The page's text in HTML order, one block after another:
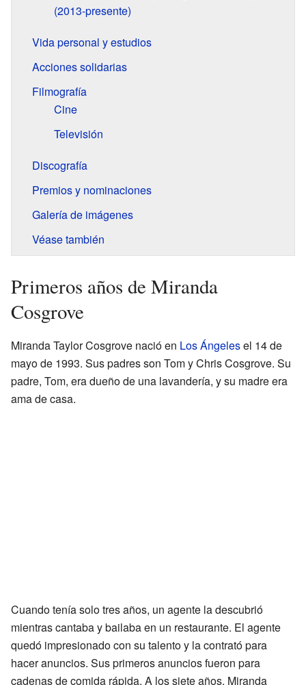
(2013-presente)
Vida personal y estudios
Acciones solidarias
Filmografía
Cine
Televisión
Discografía
Premios y nominaciones
Galería de imágenes
Véase también
Primeros años de Miranda
Cosgrove
Miranda Taylor Cosgrove nació en Los Ángelesel 14 de
mayo de 1993. Sus padres son Tom y Chris Cosgrove. Su
padre, Tom, era dueño de una lavandería, y su madre era
ama de casa.
Cuando tenía solo tres años, un agente la descubrió
mientras cantaba y bailaba en un restaurante. El agente
quedó impresionado con su talento y la contrató para
hacer anuncios. Sus primeros anuncios fueron para
cadenas de comida rápida. A los siete años, Miranda